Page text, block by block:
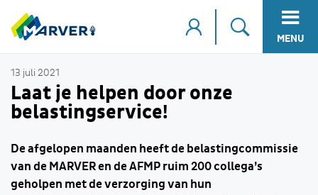
MENU
13 juli 2021
Laat je helpen door onze
belastingservice!
De afgelopen maanden heeft de belastingcommissie
van de MARVER en de AFMP ruim 200 collega’s
geholpen met de verzorging van hun